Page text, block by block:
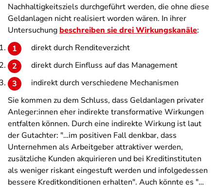
Nachhaltigkeitsziels durchgeführt werden, die ohne diese
Geldanlagen nicht realisiert worden wären. In ihrer
Untersuchung beschreiben sie drei Wirkungskanäle:
direkt durch Renditeverzicht
direkt durch Einfluss auf das Management
indirekt durch verschiedene Mechanismen
Sie kommen zu dem Schluss, dass Geldanlagen privater
Anleger:innen eher indirekte transformative Wirkungen
entfalten können. Durch eine indirekte Wirkung ist laut
der Gutachter: "…im positiven Fall denkbar, dass
Unternehmen als Arbeitgeber attraktiver werden,
zusätzliche Kunden akquirieren und bei Kreditinstituten
als weniger riskant eingestuft werden und infolgedessen
bessere Kreditkonditionen erhalten". Auch könnte es "…